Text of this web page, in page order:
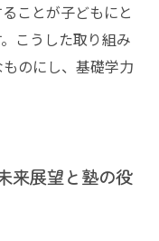
ことが子どもにと
こうした取り組み
のにし、基礎学力
来展望と塾の役